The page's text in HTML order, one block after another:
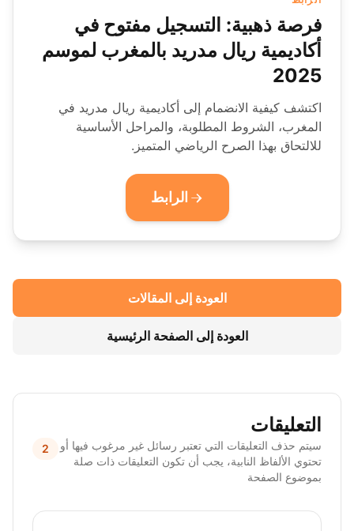
فرصة ذهبية: التسجيل مفتوح في
أكاديمية ريال مدريد بالمغرب لموسم
2025
اكتشف كيفية الانضمام إلى أكاديمية ريال مدريد في
المغرب، الشروط المطلوبة، والمراحل الأساسية
للالتحاق بهذا الصرح الرياضي المتميز.
الرابط
العودة إلى المقالات
العودة إلى الصفحة الرئيسية
التعليقات
سيتم حذف التعليقات التي تعتبر رسائل غير مرغوب فيها أو
تحتوي الألفاظ النابية، يجب أن تكون التعليقات ذات صلة
بموضوع الصفحة
2